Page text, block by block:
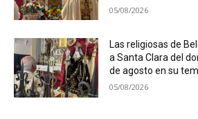
05/08/2026
Las religiosas de
a Santa Clara del
de agosto en su
05/08/2026